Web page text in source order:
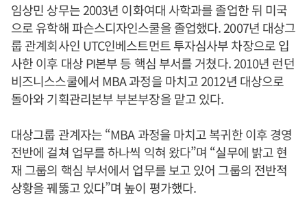
임상민 상무는 2003년 이화여대 사학과를 졸업한 뒤 미국
으로 유학해 파슨스디자인스쿨을 졸업했다. 2007년 대상그
룹 관계회사인 UTC인베스트먼트 투자심사부 차장으로 입
사한 이후 대상 PI본부 등 핵심 부서를 거쳤다. 2010년 런던
비즈니스스쿨에서 MBA 과정을 마치고 2012년 대상으로
돌아와 기획관리본부 부본부장을 맡고 있다.
대상그룹 관계자는 “MBA 과정을 마치고 복귀한 이후 경영
전반에 걸쳐 업무를 하나씩 익혀 왔다”며 “실무에 밝고 현
재 그룹의 핵심 부서에서 업무를 보고 있어 그룹의 전반적
상황을 꿰뚫고 있다”며 높이 평가했다.